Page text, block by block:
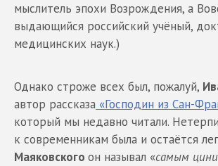
мыслитель эпохи Возрождения, а
выдающийся российский учёный,
медицинских наук.)
Однако строже всех был, пожалуй,
автор рассказа «Господин из Сан-
который мы недавно читали.
к современникам была и остаётся
Маяковского он называл «самым